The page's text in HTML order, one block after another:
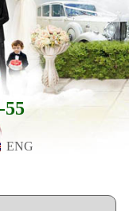
55
ENG